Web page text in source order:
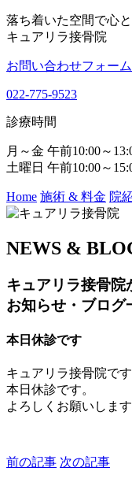
落ち着いた空間で心
キュアリラ接骨院
お問い合わせフォーム
022-775-9523
診療時間
月～金 午前10:00～
土曜日 午前10:00～
Home 施術 & 料金 院
NEWS &
キュアリラ接骨院
お知らせ・ブログ
本日休診です
キュアリラ接骨院です
本日休診です。
よろしくお願いします
前の記事 次の記事